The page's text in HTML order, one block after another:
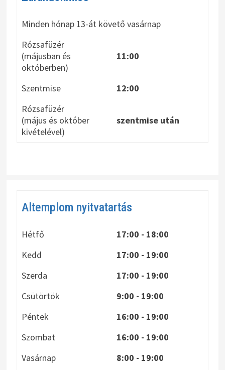
Minden hónap 13-át követő vasárnap
Rózsafüzér
(májusban és
októberben)
11:00
Szentmise
12:00
Rózsafüzér
(május és október
kivételével)
szentmise után
Altemplom nyitvatartás
Hétfő
17:00 - 18:00
Kedd
17:00 - 19:00
Szerda
17:00 - 19:00
Csütörtök
9:00 - 19:00
Péntek
16:00 - 19:00
Szombat
16:00 - 19:00
Vasárnap
8:00 - 19:00